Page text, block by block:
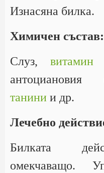
Изнасяна билка.
Химичен състав:
Слуз, витамин
антоциановия
танини и др.
Лечебно
Билката
омекчаващо.